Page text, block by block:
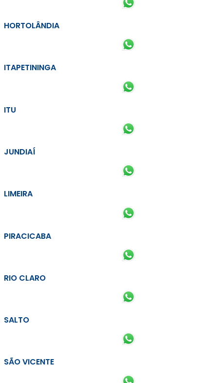
HORTOLÂNDIA
ITAPETININGA
ITU
JUNDIAÍ
LIMEIRA
PIRACICABA
RIO CLARO
SALTO
SÃO VICENTE